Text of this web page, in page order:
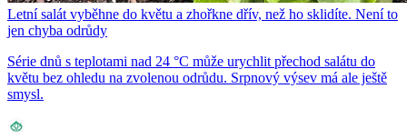
Letní salát vyběhne do květu a zhořkne dřív, než ho sklidíte. Není to
jen chyba odrůdy
Série dnů s teplotami nad 24 °C může urychlit přechod salátu do
květu bez ohledu na zvolenou odrůdu. Srpnový výsev má ale ještě
smysl.